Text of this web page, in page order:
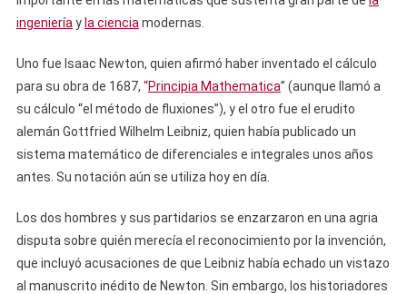
ingeniería yla ciencia modernas.
Uno fue Isaac Newton, quien afirmó haber inventado el cálculo
para su obra de 1687, “Principia Mathematica” (aunque llamó a
su cálculo “el método de fluxiones”), y el otro fue el erudito
alemán Gottfried Wilhelm Leibniz, quien había publicado un
sistema matemático de diferenciales e integrales unos años
antes. Su notación aún se utiliza hoy en día.
Los dos hombres y sus partidarios se enzarzaron en una agria
disputa sobre quién merecía el reconocimiento por la invención,
que incluyó acusaciones de que Leibniz había echado un vistazo
al manuscrito inédito de Newton. Sin embargo, los historiadores